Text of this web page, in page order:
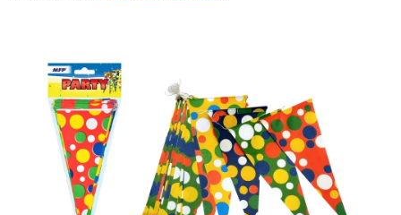
hvězdiček.